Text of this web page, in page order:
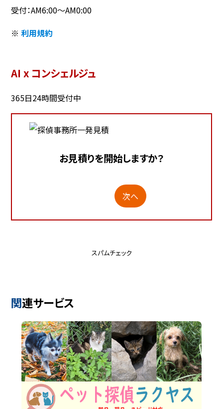
受付：AM6:00～AM0:00
※利用規約
AI x コンシェルジュ
365日24時間受付中
お見積りを開始しますか？
次へ
スパムチェック
関連サービス